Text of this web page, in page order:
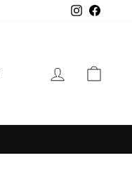
Instagram